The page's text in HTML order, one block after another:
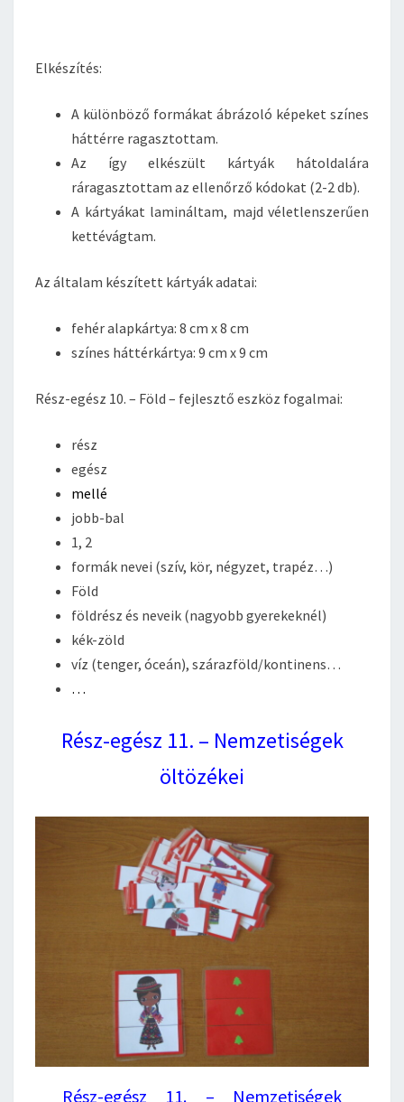
Elkészítés:
A különböző formákat ábrázoló képeket színes
háttérre ragasztottam.
Az így elkészült kártyák hátoldalára
ráragasztottam az ellenőrző kódokat (2-2 db).
A kártyákat lamináltam, majd véletlenszerűen
kettévágtam.
Az általam készített kártyák adatai:
fehér alapkártya: 8 cm x 8 cm
színes háttérkártya: 9 cm x 9 cm
Rész-egész 10. – Föld – fejlesztő eszköz fogalmai:
rész
egész
mellé
jobb-bal
1, 2
formák nevei (szív, kör, négyzet, trapéz…)
Föld
földrész és neveik (nagyobb gyerekeknél)
kék-zöld
víz (tenger, óceán), szárazföld/kontinens…
…
Rész-egész 11. – Nemzetiségek
öltözékei
Rész-egész 11. – Nemzetiségek